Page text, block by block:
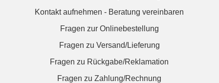
Kontakt aufnehmen - Beratung vereinbaren
Fragen zur Onlinebestellung
Fragen zu Versand/Lieferung
Fragen zu Rückgabe/Reklamation
Fragen zu Zahlung/Rechnung